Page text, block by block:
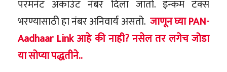
परमनंट अकाउंट नंबर दिला जातो. इन्कम टॅक्स
भरण्यासाठी हा नंबर अनिवार्य असतो. जाणून घ्या PAN-
Aadhaar Link आहे की नाही? नसेल तर लगेच जोडा
या सोप्या पद्धतीने..